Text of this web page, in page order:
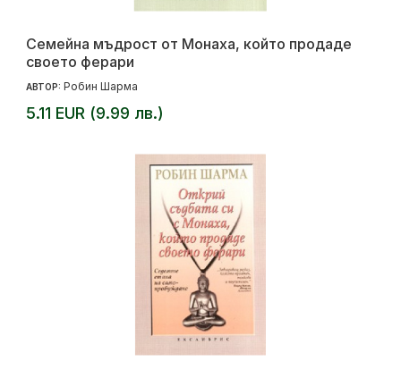
Семейна мъдрост от Монаха, който продаде
своето ферари
АВТОР: Робин Шарма
5.11 EUR (9.99 лв.)